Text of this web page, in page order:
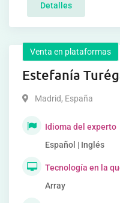
Detalles
Venta en plataformas
Estefanía
Madrid, España
Idioma del experto
Español | Inglés
Tecnología en la
Array